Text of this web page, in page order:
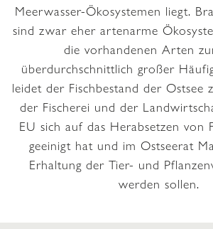
Meerwasser-Ökosystemen liegt.
sind zwar eher artenarme
die vorhandenen Arten
überdurchschnittlich großer
leidet der Fischbestand der Ostsee
der Fischerei und der
EU sich auf das Herabsetzen von
geeinigt hat und im Ostseerat
Erhaltung der Tier- und
werden sollen.